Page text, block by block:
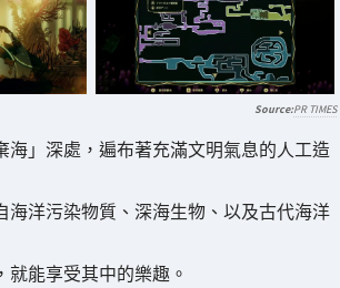
PR TIMES
海」深處，遍布著充滿文明氣息的人工造
海洋污染物質、深海生物、以及古代海洋
能享受其中的樂趣。